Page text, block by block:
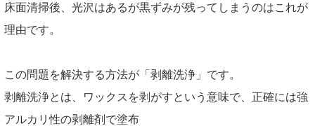
床面清掃後、光沢はあるが黒ずみが残ってしまうのはこれが
理由です。
この問題を解決する方法が「剥離洗浄」です。
剥離洗浄とは、ワックスを剥がすという意味で、正確には強
アルカリ性の剥離剤で塗布